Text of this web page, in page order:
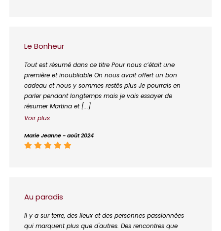
Le Bonheur
Tout est résumé dans ce titre Pour nous c’était une
première et inoubliable On nous avait offert un bon
cadeau et nous y sommes restés plus Je pourrais en
parler pendant longtemps mais je vais essayer de
résumer Martina et [...]
Voir plus
Marie Jeanne - août 2024
Au paradis
Il y a sur terre, des lieux et des personnes passionnées
qui marquent plus que d'autres. Des rencontres que